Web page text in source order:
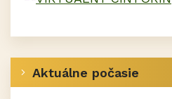
Aktuálne počasie